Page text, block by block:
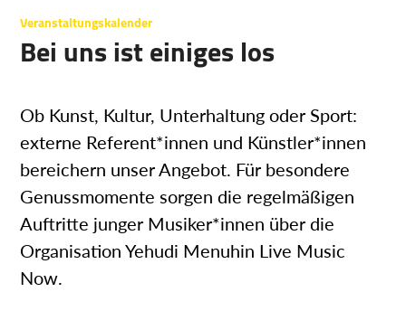
Bei uns ist einiges los
Veranstaltungskalender
Ob Kunst, Kultur, Unterhaltung oder Sport:
externe Referent*innen und Künstler*innen
bereichern unser Angebot. Für besondere
Genussmomente sorgen die regelmäßigen
Auftritte junger Musiker*innen über die
Organisation Yehudi Menuhin Live Music
Now.